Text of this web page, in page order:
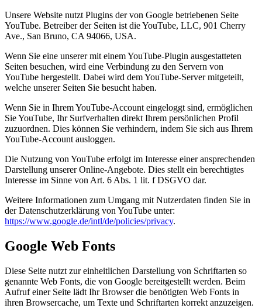
Unsere Website nutzt Plugins der von Google betriebenen Seite
YouTube. Betreiber der Seiten ist die YouTube, LLC, 901 Cherry
Ave., San Bruno, CA 94066, USA.
Wenn Sie eine unserer mit einem YouTube-Plugin ausgestatteten
Seiten besuchen, wird eine Verbindung zu den Servern von
YouTube hergestellt. Dabei wird dem YouTube-Server mitgeteilt,
welche unserer Seiten Sie besucht haben.
Wenn Sie in Ihrem YouTube-Account eingeloggt sind, ermöglichen
Sie YouTube, Ihr Surfverhalten direkt Ihrem persönlichen Profil
zuzuordnen. Dies können Sie verhindern, indem Sie sich aus Ihrem
YouTube-Account ausloggen.
Die Nutzung von YouTube erfolgt im Interesse einer ansprechenden
Darstellung unserer Online-Angebote. Dies stellt ein berechtigtes
Interesse im Sinne von Art. 6 Abs. 1 lit. f DSGVO dar.
Weitere Informationen zum Umgang mit Nutzerdaten finden Sie in
der Datenschutzerklärung von YouTube unter:
https://www.google.de/intl/de/policies/privacy.
Google Web Fonts
Diese Seite nutzt zur einheitlichen Darstellung von Schriftarten so
genannte Web Fonts, die von Google bereitgestellt werden. Beim
Aufruf einer Seite lädt Ihr Browser die benötigten Web Fonts in
ihren Browsercache, um Texte und Schriftarten korrekt anzuzeigen.